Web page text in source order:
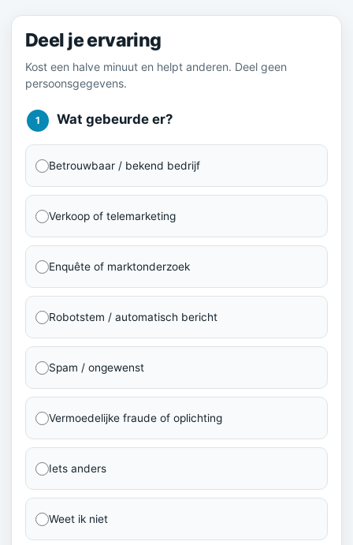
Deel je ervaring
Kost een halve minuut en helpt anderen. Deel geen
persoonsgegevens.
1 Wat gebeurde er?
Betrouwbaar / bekend bedrijf
Verkoop of telemarketing
Enquête of marktonderzoek
Robotstem / automatisch bericht
Spam / ongewenst
Vermoedelijke fraude of oplichting
Iets anders
Weet ik niet